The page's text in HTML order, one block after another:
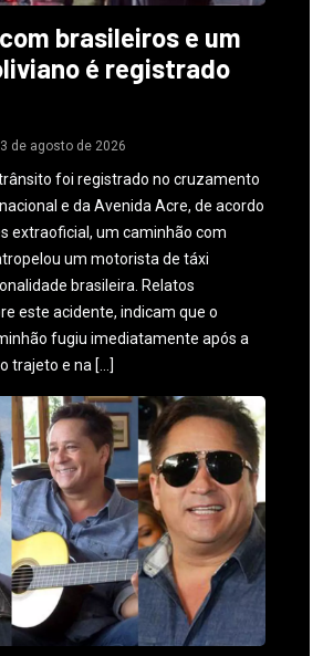
brasileiros e um
é registrado
3 de agosto de 2026
foi registrado no cruzamento
e da Avenida Acre, de acordo
extraoficial, um caminhão com
um motorista de táxi
brasileira. Relatos
este acidente, indicam que o
fugiu imediatamente após a
trajeto e na […]